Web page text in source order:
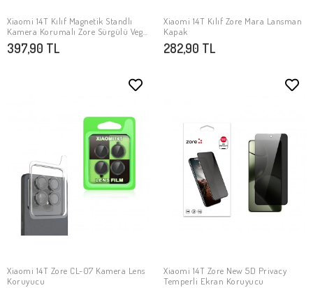
SEPETE EKLE
Xiaomi 14T Kılıf Magnetik Standlı
Kamera Korumalı Zore Sürgülü Vega
Kapak
397,90 TL
SEPETE EKLE
Xiaomi 14T Kılıf Zore Mara Lansman
Kapak
282,90 TL
SEPETE EKLE
Xiaomi 14T Zore CL-07 Kamera Lens
Koruyucu
SEPETE EKLE
Xiaomi 14T Zore New 5D Privacy
Temperli Ekran Koruyucu